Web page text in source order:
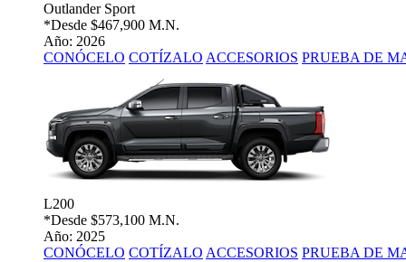
Outlander Sport
*Desde $467,900 M.N.
Año: 2026
CONÓCELO COTÍZALO ACCESORIOS PRUEBA DE
L200
*Desde $573,100 M.N.
Año: 2025
CONÓCELO COTÍZALO ACCESORIOS PRUEBA DE